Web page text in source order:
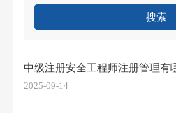
搜索
中级注册安全工程师注册管理有
2025-09-14